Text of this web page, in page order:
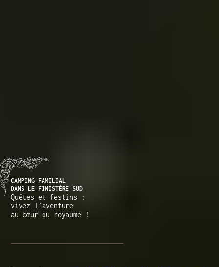
CAMPING FAMILIAL
DANS LE FINISTÈRE SUD
Quêtes et festins :
vivez l’aventure
au cœur du royaume !